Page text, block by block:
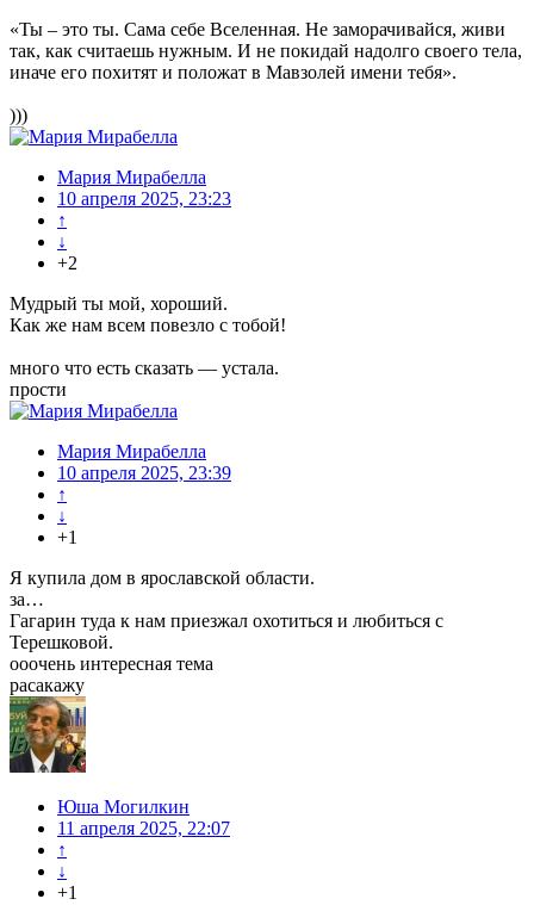
«Ты – это ты. Сама себе Вселенная. Не заморачивайся, живи
так, как считаешь нужным. И не покидай надолго своего тела,
иначе его похитят и положат в Мавзолей имени тебя».
)))
Мария Мирабелла
10 апреля 2025, 23:23
↑
↓
+2
Мудрый ты мой, хороший.
Как же нам всем повезло с тобой!
много что есть сказать — устала.
прости
Мария Мирабелла
10 апреля 2025, 23:39
↑
↓
+1
Я купила дом в ярославской области.
за…
Гагарин туда к нам приезжал охотиться и любиться с
Терешковой.
ооочень интересная тема
расакажу
Юша Могилкин
11 апреля 2025, 22:07
↑
↓
+1